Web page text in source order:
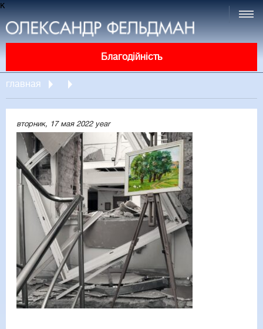
к
Благодійність
главная
вторник, 17 мая 2022 year